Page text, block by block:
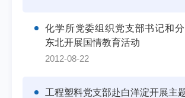
化学所党委组织党支部书记和
东北开展国情教育活动
2012-08-22
工程塑料党支部赴白洋淀开展主